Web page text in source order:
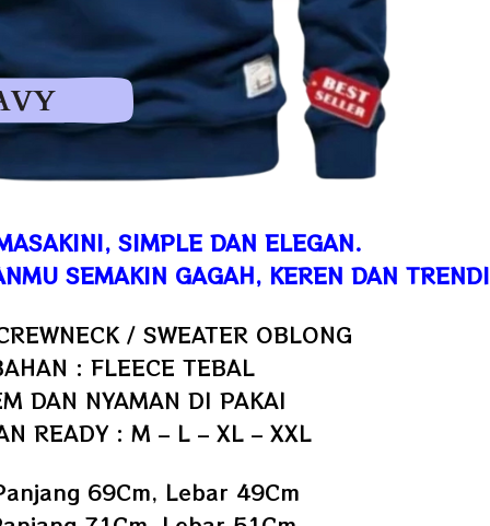
SIMPLE DAN ELEGAN.
SEMAKIN GAGAH, KEREN DAN TRENDI
/ SWEATER OBLONG
: FLEECE TEBAL
DAN NYAMAN DI PAKAI
READY : M – L – XL – XXL
69Cm, Lebar 49Cm